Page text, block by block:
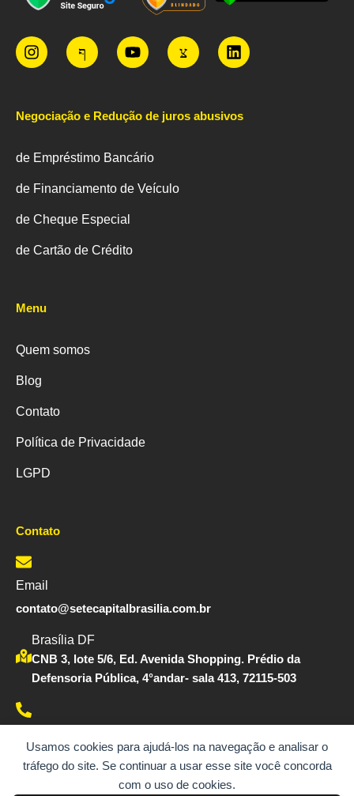
Usamos cookies para ajudá-los na navegação e analisar o
tráfego do site. Se continuar a usar esse site você concorda
com o uso de cookies.
Negociação e Redução de juros abusivos
de Empréstimo Bancário
de Financiamento de Veículo
de Cheque Especial
de Cartão de Crédito
Menu
Quem somos
Blog
Contato
Política de Privacidade
LGPD
Contato
Email
contato@setecapitalbrasilia.com.br
Brasília DF
CNB 3, lote 5/6, Ed. Avenida Shopping. Prédio da
Defensoria Pública, 4°andar- sala 413, 72115-503